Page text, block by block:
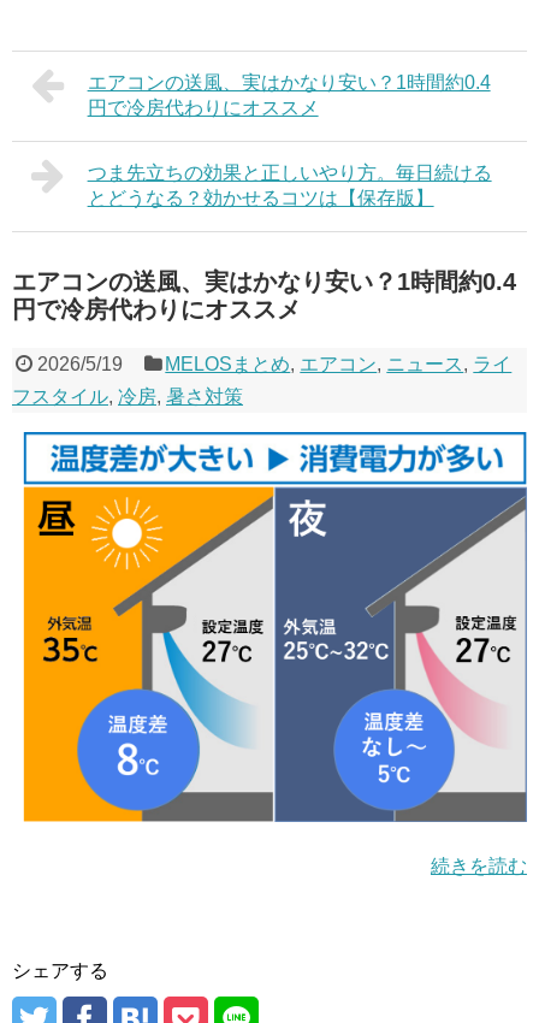
エアコンの送風、実はかなり安い？1時間約0.4
円で冷房代わりにオススメ
つま先立ちの効果と正しいやり方。毎日続ける
とどうなる？効かせるコツは【保存版】
エアコンの送風、実はかなり安い？1時間約0.4
円で冷房代わりにオススメ
2026/5/19 MELOSまとめ, エアコン, ニュース, ライ
フスタイル, 冷房, 暑さ対策
続きを読む
シェアする